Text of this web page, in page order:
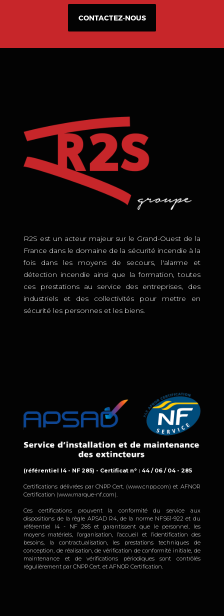
CONTACTEZ-NOUS
R2S est un acteur majeur sur le Grand-Ouest de la
France dans le domaine de la sécurité incendie à la
fois dans les moyens de secours, l'alarme et
détection incendie ainsi que la formation, toutes
ces prestations au service des entreprises, des
industriels et des collectivités pour mettre en
sécurité les personnes et les biens.
(référentiel I4 - NF 285) - Certificat n° : 44 / 06 / 04 - 285
Certifications délivrées par CNPP Cert. (www.cnpp.com) et AFNOR
Certification (www.marque-nf.com).
Ces certifications prouvent la conformité du service aux
dispositions de la règle APSAD R4, de la norme NFS61-922 et du
référentiel I4 - NF 285 et garantissent que le personnel, les
moyens matériels, l’organisation, l’accueil et l’identification des
besoins, la contractualisation, les prestations techniques de
conception, de réalisation, de vérification de conformité initiale, de
maintenance et de vérifications périodiques sont contrôlés
régulièrement par CNPP Cert. et AFNOR Certification.